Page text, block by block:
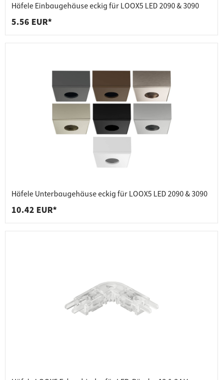
Häfele Einbaugehäuse eckig für LOOX5 LED 2090 & 3090
5.56 EUR*
Häfele Unterbaugehäuse eckig für LOOX5 LED 2090 & 3090
10.42 EUR*